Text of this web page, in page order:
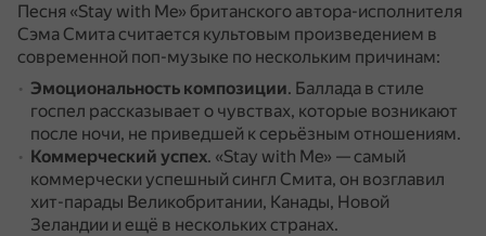
Песня «Stay with Me» британского автора-исполнителя
Сэма Смита считается культовым произведением в
современной поп-музыке по нескольким причинам:
Эмоциональность композиции. Баллада в стиле
госпел рассказывает о чувствах, которые возникают
после ночи, не приведшей к серьёзным отношениям.
Коммерческий успех. «Stay with Me» — самый
коммерчески успешный сингл Смита, он возглавил
хит-парады Великобритании, Канады, Новой
Зеландии и ещё в нескольких странах.